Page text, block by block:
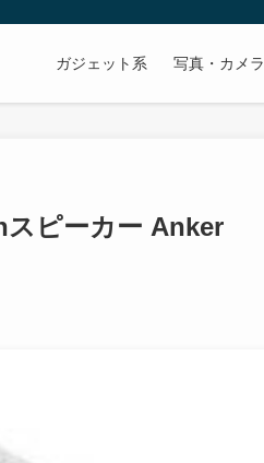
ガジェット系 写真・カメラ
ピーカー Anker